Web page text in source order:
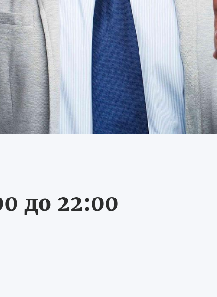
до 22:00